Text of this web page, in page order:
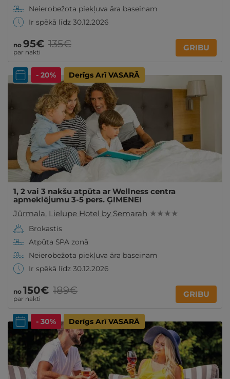
Neierobežota piekļuva āra baseinam
Ir spēkā līdz 30.12.2026
no 95€
par nakti
135€ GRIBU
- 20% Derīgs Arī VASARĀ
1, 2 vai 3 nakšu atpūta ar Wellness centra
apmeklējumu 3-5 pers. ĢIMENEI
Jūrmala, Lielupe Hotel by Semarah ★ ★ ★ ★
Brokastis
Atpūta SPA zonā
Neierobežota piekļuva āra baseinam
Ir spēkā līdz 30.12.2026
no 150€
par nakti
189€ GRIBU
- 30% Derīgs Arī VASARĀ